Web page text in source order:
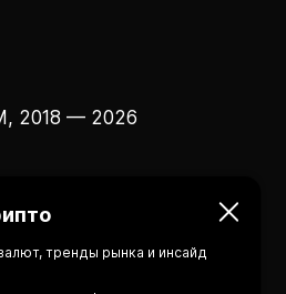
2018 — 2026
тренды рынка и инсайд